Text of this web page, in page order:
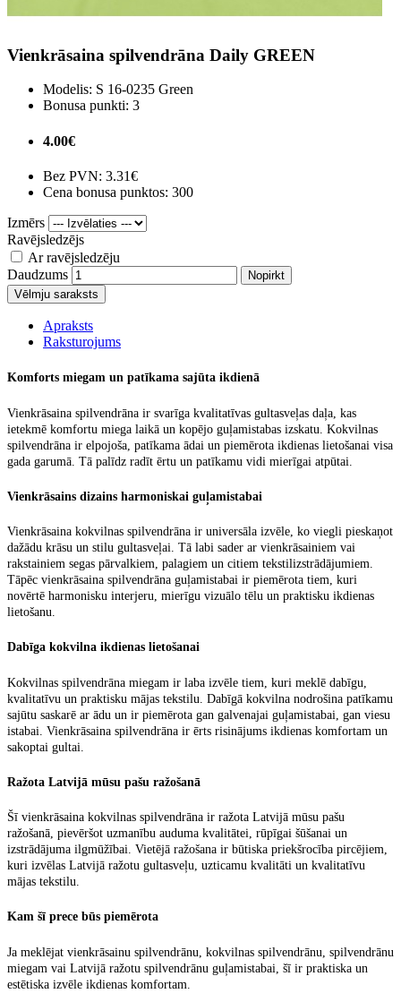
Vienkrāsaina spilvendrāna Daily GREEN
Modelis: S 16-0235 Green
Bonusa punkti: 3
4.00€
Bez PVN: 3.31€
Cena bonusa punktos: 300
Izmērs
Ravējsledzējs
Ar ravējsledzēju
Daudzums
Nopirkt
Vēlmju saraksts
Apraksts
Raksturojums
Komforts miegam un patīkama sajūta ikdienā
Vienkrāsaina spilvendrāna ir svarīga kvalitatīvas gultasveļas daļa, kas
ietekmē komfortu miega laikā un kopējo guļamistabas izskatu. Kokvilnas
spilvendrāna ir elpojoša, patīkama ādai un piemērota ikdienas lietošanai visa
gada garumā. Tā palīdz radīt ērtu un patīkamu vidi mierīgai atpūtai.
Vienkrāsains dizains harmoniskai guļamistabai
Vienkrāsaina kokvilnas spilvendrāna ir universāla izvēle, ko viegli pieskaņot
dažādu krāsu un stilu gultasveļai. Tā labi sader ar vienkrāsainiem vai
rakstainiem segas pārvalkiem, palagiem un citiem tekstilizstrādājumiem.
Tāpēc vienkrāsaina spilvendrāna guļamistabai ir piemērota tiem, kuri
novērtē harmonisku interjeru, mierīgu vizuālo tēlu un praktisku ikdienas
lietošanu.
Dabīga kokvilna ikdienas lietošanai
Kokvilnas spilvendrāna miegam ir laba izvēle tiem, kuri meklē dabīgu,
kvalitatīvu un praktisku mājas tekstilu. Dabīgā kokvilna nodrošina patīkamu
sajūtu saskarē ar ādu un ir piemērota gan galvenajai guļamistabai, gan viesu
istabai. Vienkrāsaina spilvendrāna ir ērts risinājums ikdienas komfortam un
sakoptai gultai.
Ražota Latvijā mūsu pašu ražošanā
Šī vienkrāsaina kokvilnas spilvendrāna ir ražota Latvijā mūsu pašu
ražošanā, pievēršot uzmanību auduma kvalitātei, rūpīgai šūšanai un
izstrādājuma ilgmūžībai. Vietējā ražošana ir būtiska priekšrocība pircējiem,
kuri izvēlas Latvijā ražotu gultasveļu, uzticamu kvalitāti un kvalitatīvu
mājas tekstilu.
Kam šī prece būs piemērota
Ja meklējat vienkrāsainu spilvendrānu kokvilnas spilvendrānu spilvendrānu
miegam vai Latvijā ražotu spilvendrānu guļamistabai , šī ir praktiska un
estētiska izvēle ikdienas komfortam.